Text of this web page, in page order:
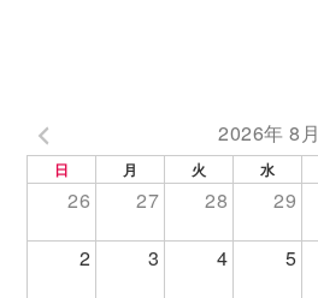
2026年 8月
日 月 火 水
26 27 28 29
2 3 4 5